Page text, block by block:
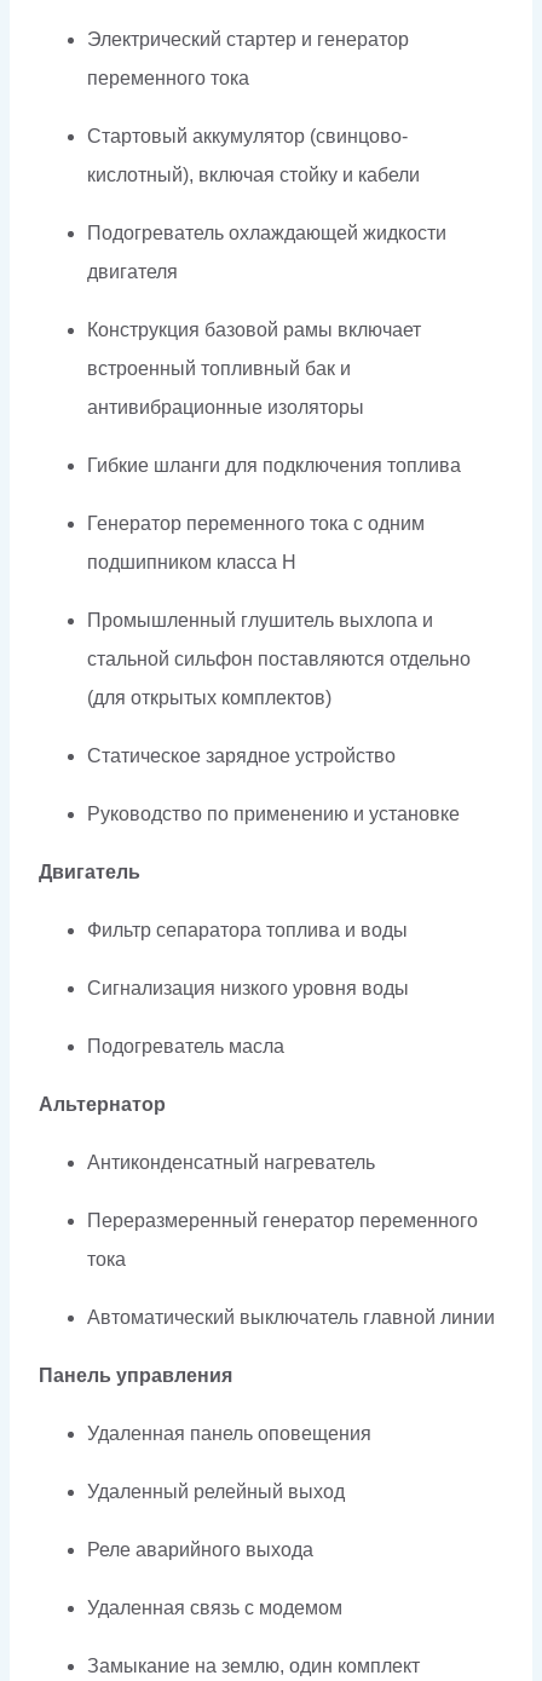
Электрический стартер и генератор
переменного тока
Стартовый аккумулятор (свинцово-
кислотный), включая стойку и кабели
Подогреватель охлаждающей жидкости
двигателя
Конструкция базовой рамы включает
встроенный топливный бак и
антивибрационные изоляторы
Гибкие шланги для подключения топлива
Генератор переменного тока с одним
подшипником класса H
Промышленный глушитель выхлопа и
стальной сильфон поставляются отдельно
(для открытых комплектов)
Статическое зарядное устройство
Руководство по применению и установке
Двигатель
Фильтр сепаратора топлива и воды
Сигнализация низкого уровня воды
Подогреватель масла
Альтернатор
Антиконденсатный нагреватель
Переразмеренный генератор переменного
тока
Автоматический выключатель главной линии
Панель управления
Удаленная панель оповещения
Удаленный релейный выход
Реле аварийного выхода
Удаленная связь с модемом
Замыкание на землю, один комплект